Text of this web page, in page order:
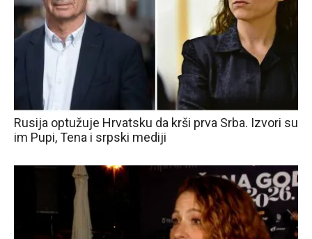
Rusija optužuje Hrvatsku da krši prva Srba. Izvori su
im Pupi, Tena i srpski mediji